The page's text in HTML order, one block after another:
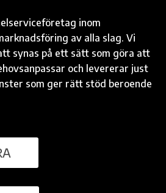
inom
av alla slag. Vi
synas på ett sätt som göra att
och levererar just
som ger rätt stöd beroende